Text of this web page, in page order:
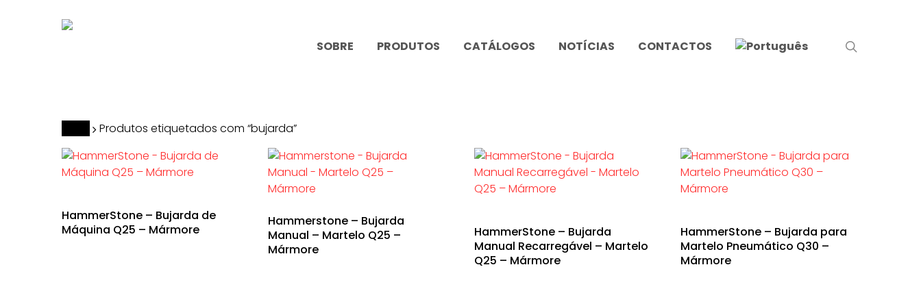
Hit enter to search or ESC to close
SOBRE PRODUTOS CATÁLOGOS NOTÍCIAS CONTACTOS
Produtos etiquetados com “bujarda”
HammerStone – Bujarda de
Máquina Q25 – Mármore
Hammerstone – Bujarda
Manual – Martelo Q25 –
Mármore
HammerStone – Bujarda
Manual Recarregável – Martelo
Q25 – Mármore
HammerStone – Bujarda para
Martelo Pneumático Q30 –
Mármore